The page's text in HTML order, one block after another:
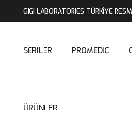
GIGI LABORATORIES TÜRKİYE
SERILER PROMEDIC
ÜRÜNLER